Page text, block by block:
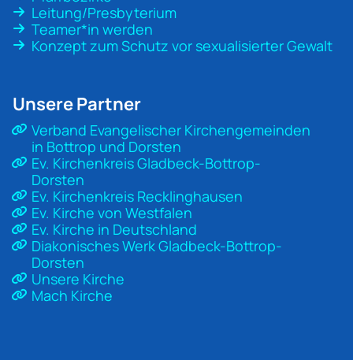
Leitung/Presbyterium
Teamer*in werden
Konzept zum Schutz vor sexualisierter Gewalt
Unsere Partner
Verband Evangelischer Kirchengemeinden
in Bottrop und Dorsten
Ev. Kirchenkreis Gladbeck-Bottrop-
Dorsten
Ev. Kirchenkreis Recklinghausen
Ev. Kirche von Westfalen
Ev. Kirche in Deutschland
Diakonisches Werk Gladbeck-Bottrop-
Dorsten
Unsere Kirche
Mach Kirche